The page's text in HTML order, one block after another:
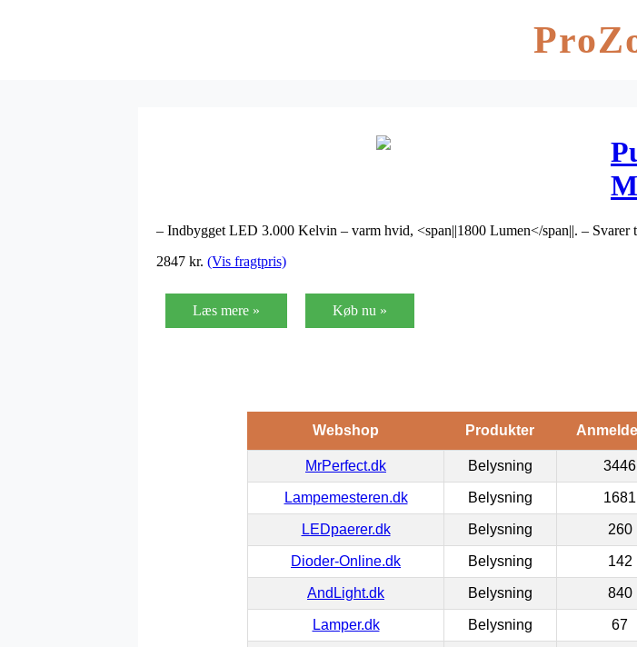
– Indbygget LED 3.000 Kelvin – varm hvid, <span||1800 Lumen</span||. –
2847 kr. (Vis fragtpris)
Læs mere » Køb nu »
Webshop Produkter
MrPerfect.dk Belysning 3446
Lampemesteren.dk Belysning 1681
LEDpaerer.dk Belysning 260
Dioder-Online.dk Belysning 142
AndLight.dk Belysning 840
Lamper.dk Belysning 67